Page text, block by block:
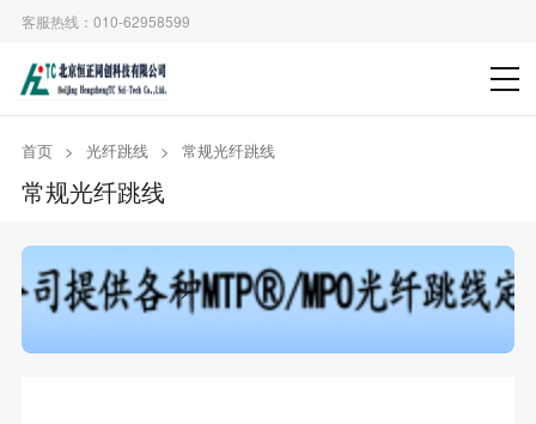
客服热线：010-62958599
首页 > 光纤跳线 > 常规光纤跳线
常规光纤跳线
>
>
>